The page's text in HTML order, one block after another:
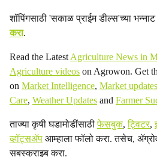
a
e
शॉपिंगसाठी 'सकाळ प्राईम डील्स'च्या
करा.
Read the Latest Agriculture News in
Agriculture videos on Agrowon. Get
on Market Intelligence, Market updates
Care, Weather Updates and Farmer
ताज्या कृषी घडामोडींसाठीफेसबुक,ट्विटर,
व्हॉट्सॲप आम्हाला फॉलो करा. तसेच,
सबस्क्राइब करा.